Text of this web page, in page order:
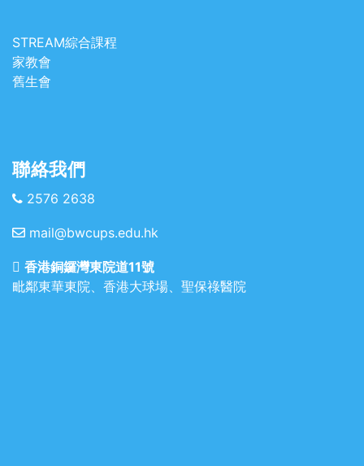
STREAM綜合課程
家教會
舊生會
聯絡我們
2576 2638
mail@bwcups.edu.hk
香港銅鑼灣東院道11號
毗鄰東華東院、香港大球場、聖保祿醫院